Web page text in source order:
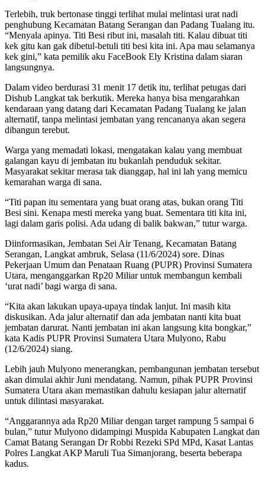
Terlebih, truk bertonase tinggi terlihat mulai melintasi urat nadi
penghubung Kecamatan Batang Serangan dan Padang Tualang itu.
“Menyala apinya. Titi Besi ribut ini, masalah titi. Kalau dibuat titi
kek gitu kan gak dibetul-betuli titi besi kita ini. Apa mau selamanya
kek gini,” kata pemilik aku FaceBook Ely Kristina dalam siaran
langsungnya.
Dalam video berdurasi 31 menit 17 detik itu, terlihat petugas dari
Dishub Langkat tak berkutik. Mereka hanya bisa mengarahkan
kendaraan yang datang dari Kecamatan Padang Tualang ke jalan
alternatif, tanpa melintasi jembatan yang rencananya akan segera
dibangun terebut.
Warga yang memadati lokasi, mengatakan kalau yang membuat
galangan kayu di jembatan itu bukanlah penduduk sekitar.
Masyarakat sekitar merasa tak dianggap, hal ini lah yang memicu
kemarahan warga di sana.
“Titi papan itu sementara yang buat orang atas, bukan orang Titi
Besi sini. Kenapa mesti mereka yang buat. Sementara titi kita ini,
lagi dalam garis polisi. Ada udang di balik bakwan,” tutur warga.
Diinformasikan, Jembatan Sei Air Tenang, Kecamatan Batang
Serangan, Langkat ambruk, Selasa (11/6/2024) sore. Dinas
Pekerjaan Umum dan Penataan Ruang (PUPR) Provinsi Sumatera
Utara, menganggarkan Rp20 Miliar untuk membangun kembali
‘urat nadi’ bagi warga di sana.
“Kita akan lakukan upaya-upaya tindak lanjut. Ini masih kita
diskusikan. Ada jalur alternatif dan ada jembatan nanti kita buat
jembatan darurat. Nanti jembatan ini akan langsung kita bongkar,”
kata Kadis PUPR Provinsi Sumatera Utara Mulyono, Rabu
(12/6/2024) siang.
Lebih jauh Mulyono menerangkan, pembangunan jembatan tersebut
akan dimulai akhir Juni mendatang. Namun, pihak PUPR Provinsi
Sumatera Utara akan memastikan dahulu kesiapan jalur alternatif
untuk dilintasi masyarakat.
“Anggarannya ada Rp20 Miliar dengan target rampung 5 sampai 6
bulan,” tutur Mulyono didampingi Muspida Kabupaten Langkat dan
Camat Batang Serangan Dr Robbi Rezeki SPd MPd, Kasat Lantas
Polres Langkat AKP Maruli Tua Simanjorang, beserta beberapa
kadus.